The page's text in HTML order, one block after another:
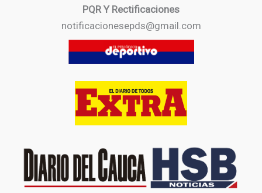
PQR Y Rectificaciones
notificacionesepds@gmail.com